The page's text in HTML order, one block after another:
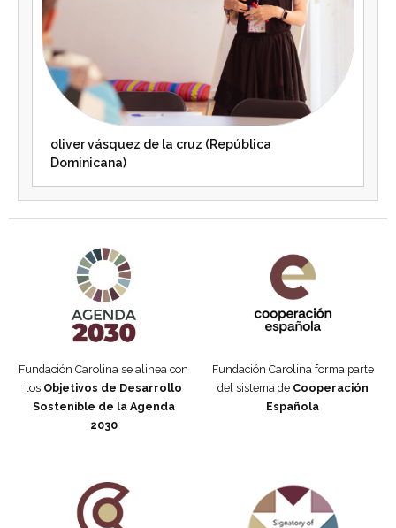
oliver vásquez de la cruz (República
Dominicana)
Fundación Carolina se alinea con
los Objetivos de Desarrollo
Sostenible de la Agenda
2030
Fundación Carolina forma parte
del sistema de Cooperación
Española